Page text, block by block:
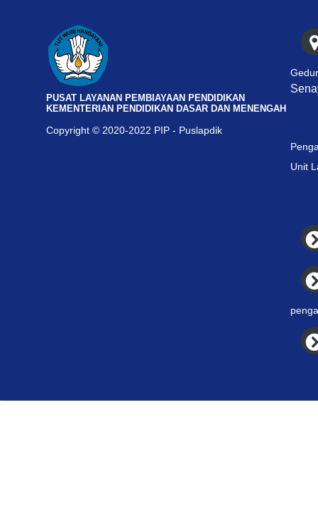
PUSAT LAYANAN PEMBIAYAAN PENDIDIKAN
KEMENTERIAN PENDIDIKAN DASAR DAN MENENGAH
Copyright © 2020-2022 PIP - Puslapdik
Unit